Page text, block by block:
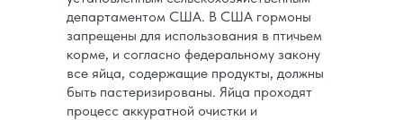
департаментом США. В США гормоны
запрещены для использования в птичьем
корме, и согласно федеральному закону
все яйца, содержащие продукты, должны
быть пастеризированы. Яйца проходят
процесс аккуратной очистки и